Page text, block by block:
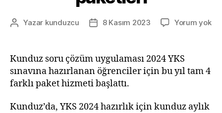
Yazının
Yazar kunduzcu
Yazı8 Kasım 2023 Yorum yok
Kunduz soru çözüm uygulaması 2024 YKS
sınavına hazırlanan öğrenciler için bu yıl tam 4
farklı paket hizmeti başlattı.
Kunduz’da, YKS 2024 hazırlık için kunduz aylık